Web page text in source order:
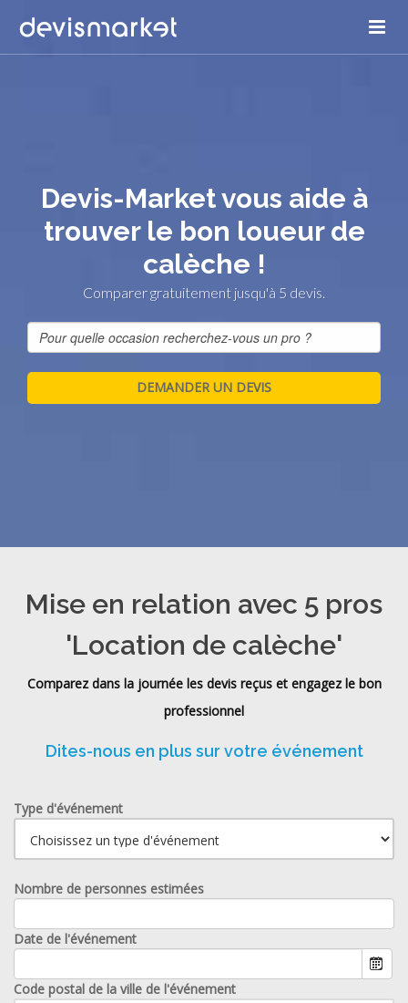
Devis-Market vous aide à
trouver le bon loueur de
calèche !
Comparer gratuitement jusqu'à 5 devis.
Mise en relation avec 5 pros
'Location de calèche'
Comparez dans la journée les devis reçus et engagez le bon
professionnel
Dites-nous en plus sur votre événement
Type d'événement
Nombre de personnes estimées
Date de l'événement
Code postal de la ville de l'événement